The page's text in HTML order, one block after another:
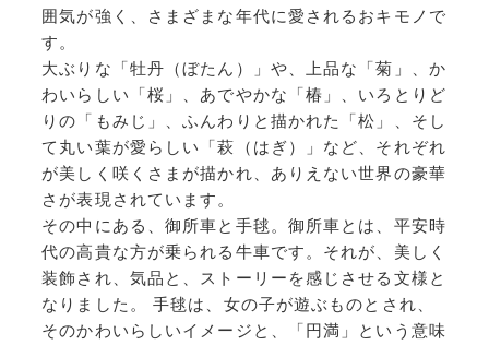
囲気が強く、さまざまな年代に愛されるおキモノで
す。
大ぶりな「牡丹（ぼたん）」や、上品な「菊」、か
わいらしい「桜」、あでやかな「椿」、いろとりど
りの「もみじ」、ふんわりと描かれた「松」、そし
て丸い葉が愛らしい「萩（はぎ）」など、それぞれ
が美しく咲くさまが描かれ、ありえない世界の豪華
さが表現されています。
その中にある、御所車と手毬。御所車とは、平安時
代の高貴な方が乗られる牛車です。それが、美しく
装飾され、気品と、ストーリーを感じさせる文様と
なりました。 手毬は、女の子が遊ぶものとされ、
そのかわいらしいイメージと、「円満」という意味